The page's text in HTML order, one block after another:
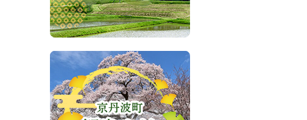
と
共
に
き
町
京
丹
京
波
町
観